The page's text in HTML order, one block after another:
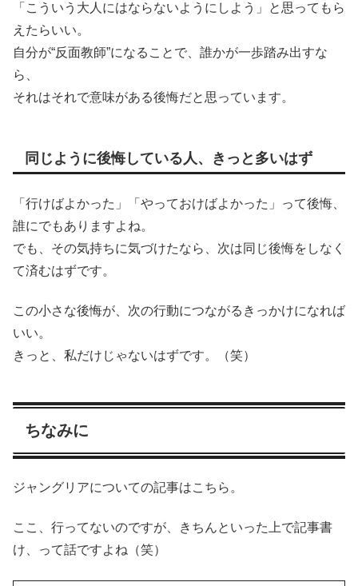
「こういう大人にはならないようにしよう」と思ってもら
えたらいい。
自分が“反面教師”になることで、誰かが一歩踏み出すな
ら、
それはそれで意味がある後悔だと思っています。
同じように後悔している人、きっと多いはず
「行けばよかった」「やっておけばよかった」って後悔、
誰にでもありますよね。
でも、その気持ちに気づけたなら、次は同じ後悔をしなく
て済むはずです。
この小さな後悔が、次の行動につながるきっかけになれば
いい。
きっと、私だけじゃないはずです。（笑）
ちなみに
ジャングリアについての記事はこちら。
ここ、行ってないのですが、きちんといった上で記事書
け、って話ですよね（笑）